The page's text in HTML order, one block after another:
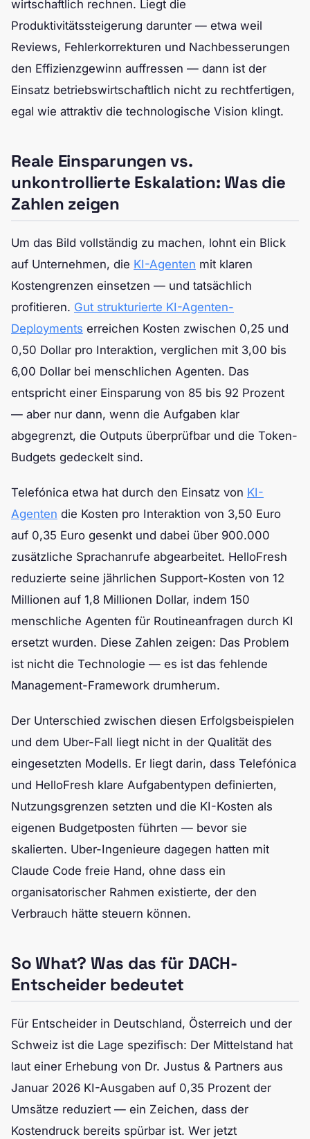
wirtschaftlich rechnen. Liegt die
Produktivitätssteigerung darunter — etwa weil
Reviews, Fehlerkorrekturen und Nachbesserungen
den Effizienzgewinn auffressen — dann ist der
Einsatz betriebswirtschaftlich nicht zu rechtfertigen,
egal wie attraktiv die technologische Vision klingt.
Reale Einsparungen vs.
unkontrollierte Eskalation: Was die
Zahlen zeigen
Um das Bild vollständig zu machen, lohnt ein Blick
auf Unternehmen, die KI-Agenten mit klaren
Kostengrenzen einsetzen — und tatsächlich
profitieren. Gut strukturierte KI-Agenten-
Deployments erreichen Kosten zwischen 0,25 und
0,50 Dollar pro Interaktion, verglichen mit 3,00 bis
6,00 Dollar bei menschlichen Agenten. Das
entspricht einer Einsparung von 85 bis 92 Prozent
— aber nur dann, wenn die Aufgaben klar
abgegrenzt, die Outputs überprüfbar und die Token-
Budgets gedeckelt sind.
Telefónica etwa hat durch den Einsatz von KI-
Agenten die Kosten pro Interaktion von 3,50 Euro
auf 0,35 Euro gesenkt und dabei über 900.000
zusätzliche Sprachanrufe abgearbeitet. HelloFresh
reduzierte seine jährlichen Support-Kosten von 12
Millionen auf 1,8 Millionen Dollar, indem 150
menschliche Agenten für Routineanfragen durch KI
ersetzt wurden. Diese Zahlen zeigen: Das Problem
ist nicht die Technologie — es ist das fehlende
Management-Framework drumherum.
Der Unterschied zwischen diesen Erfolgsbeispielen
und dem Uber-Fall liegt nicht in der Qualität des
eingesetzten Modells. Er liegt darin, dass Telefónica
und HelloFresh klare Aufgabentypen definierten,
Nutzungsgrenzen setzten und die KI-Kosten als
eigenen Budgetposten führten — bevor sie
skalierten. Uber-Ingenieure dagegen hatten mit
Claude Code freie Hand, ohne dass ein
organisatorischer Rahmen existierte, der den
Verbrauch hätte steuern können.
So What? Was das für DACH-
Entscheider bedeutet
Für Entscheider in Deutschland, Österreich und der
Schweiz ist die Lage spezifisch: Der Mittelstand hat
laut einer Erhebung von Dr. Justus & Partners aus
Januar 2026 KI-Ausgaben auf 0,35 Prozent der
Umsätze reduziert — ein Zeichen, dass der
Kostendruck bereits spürbar ist. Wer jetzt